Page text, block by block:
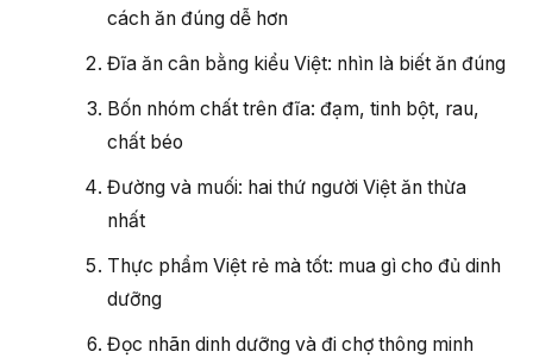
cách ăn đúng dễ hơn
Đĩa ăn cân bằng kiểu Việt: nhìn là biết ăn đúng
Bốn nhóm chất trên đĩa: đạm, tinh bột, rau,
chất béo
Đường và muối: hai thứ người Việt ăn thừa
nhất
Thực phẩm Việt rẻ mà tốt: mua gì cho đủ dinh
dưỡng
Đọc nhãn dinh dưỡng và đi chợ thông minh